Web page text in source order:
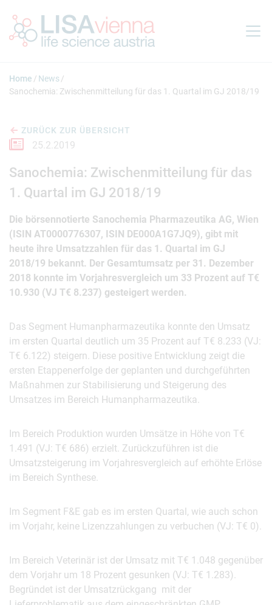
Home
News
Sanochemia: Zwischenmitteilung für das 1. Quartal im GJ 2018/19
ZURÜCK ZUR ÜBERSICHT
25.2.2019
Sanochemia: Zwischenmitteilung für das
1. Quartal im GJ 2018/19
Die börsennotierte Sanochemia Pharmazeutika AG, Wien
(ISIN AT0000776307, ISIN DE000A1G7JQ9), gibt mit
heute ihre Umsatzzahlen für das 1. Quartal im GJ
2018/19 bekannt. Der Gesamtumsatz per 31. Dezember
2018 konnte im Vorjahresvergleich um 33 Prozent auf T€
10.930 (VJ T€ 8.237) gesteigert werden.
Das Segment Humanpharmazeutika konnte den Umsatz
im ersten Quartal deutlich um 35 Prozent auf T€ 8.233 (VJ:
T€ 6.122) steigern. Diese positive Entwicklung zeigt die
ersten Etappenerfolge der geplanten und durchgeführten
Maßnahmen zur Stabilisierung und Steigerung des
Umsatzes im Bereich Humanpharmazeutika.
Im Bereich Produktion wurden Umsätze in Höhe von T€
1.491 (VJ: T€ 686) erzielt. Zurückzuführen ist die
Umsatzsteigerung im Vorjahresvergleich auf erhöhte Erlöse
im Bereich Synthese.
Im Segment F&E gab es im ersten Quartal, wie auch schon
im Vorjahr, keine Lizenzzahlungen zu verbuchen (VJ: T€ 0).
Im Bereich Veterinär ist der Umsatz mit T€ 1.048 gegenüber
dem Vorjahr um 18 Prozent gesunken (VJ: T€ 1.283).
Begründet ist der Umsatzrückgang mit der